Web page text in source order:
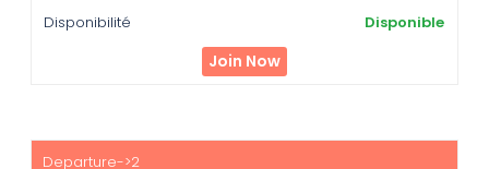
Disponible
Join Now